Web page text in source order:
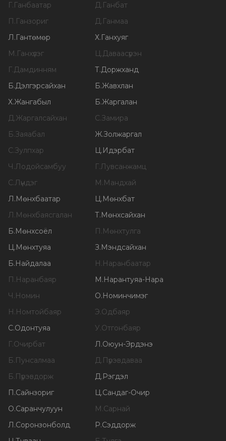
Г.Ганбаатар Д.Ганбат
П.Ганзориг Д.Ганмаа
Л.Гантөмөр Х.Ганхуяг
М.Ганхүлэг Ц.Даваасүрэн
Г.Дамдинням Т.Доржханд
Б.Дэлгэрсайхан Б.Жавхлан
Х.Жангабыл Б.Жаргалан
Д.Жаргалсайхан С.Замира
Б.Заяабал Ж.Золжаргал
С.Зулпхар Ц.Идэрбат
Ч.Лодойсамбуу Г.Лувсанжамц
С.Лүндэг М.Мандхай
Л.Мөнхбаатар Ц.Мөнхбат
Л.Мөнхбаясгалан Т.Мөнхсайхан
Б.Мөнхсоёл П.Мөнхтулга
Ц.Мөнхтуяа З.Мэндсайхан
Б.Найдалаа Н.Наранбаатар
П.Наранбаяр М.Нарантуяа-Нара
Ч.Номин О.Номинчимэг
Н.Номтойбаяр Э.Одбаяр
С.Одонтуяа У.Отгонбаяр
Г.Очирбат Л.Оюун-Эрдэнэ
Б.Пунсалмаа Д.Пүрэвдаваа
Б.Пүрэвдорж Д.Рэгдэл
П.Сайнзориг Ц.Сандаг-Очир
О.Саранчулуун М.Сарнай
Л.Соронзонболд Р.Сэддорж